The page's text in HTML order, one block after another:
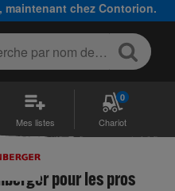
chez Contorion.
Mes listes
0
Chariot
pour les pros